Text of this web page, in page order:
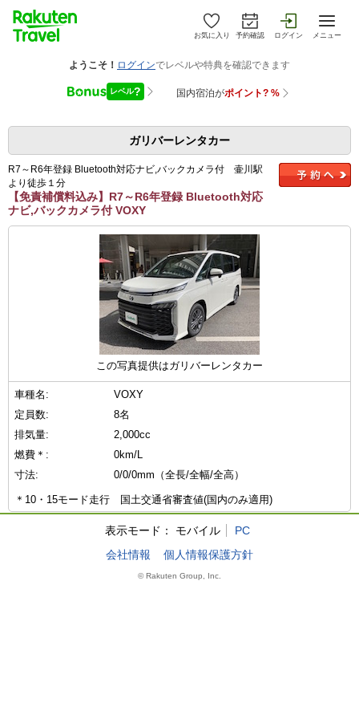
お気に入り 予約確認 ログイン メニュー
ガリバーレンタカー
R7～R6年登録 Bluetooth対応ナビ,バックカメラ付 壷川駅
より徒歩１分
【免責補償料込み】R7～R6年登録 Bluetooth対応
ナビ,バックカメラ付 VOXY
この写真提供はガリバーレンタカー
車種名:
VOXY
定員数:
8名
排気量:
2,000cc
燃費＊:
0km/L
寸法:
0/0/0mm（全長/全幅/全高）
＊10・15モード走行 国土交通省審査値(国内のみ適用)
表示モード： モバイル
PC
会社情報
個人情報保護方針
© Rakuten Group, Inc.